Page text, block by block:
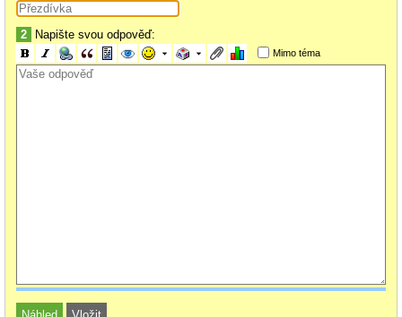
2 Napište svou odpověď:
Mimo téma